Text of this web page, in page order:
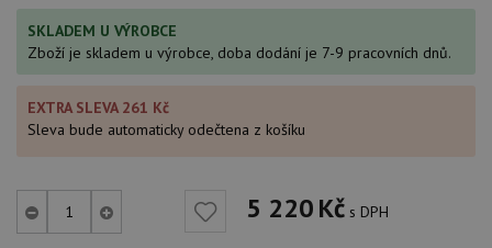
SKLADEM U VÝROBCE
Zboží je skladem u výrobce, doba dodání je 7-9 pracovních dnů.
EXTRA SLEVA 261 Kč
Sleva bude automaticky odečtena z košíku
5 220Kč s DPH